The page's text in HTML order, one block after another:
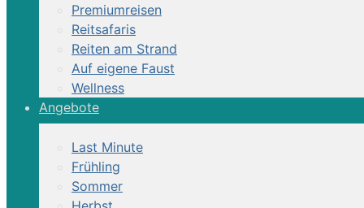
Premiumreisen
Reitsafaris
Reiten am Strand
Auf eigene Faust
Wellness
Angebote
Last Minute
Frühling
Sommer